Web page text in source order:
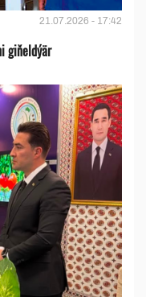
21.07.2026 - 17:42
giňeldýär